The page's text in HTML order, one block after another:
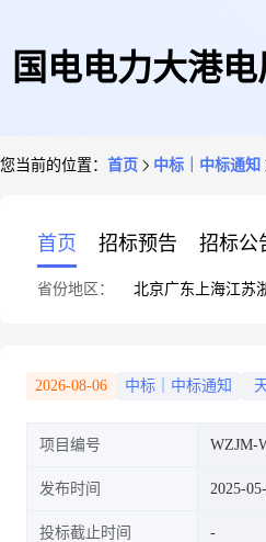
国电电力大港
公
您当前的位置： 首页 中标｜中标通知
首页 招标预告 招标公
省份地区： 北京广东 上海江苏
2026-08-06 中标｜中标通知
项目编号 WZJM-
发布时间 2025-
投标截止时间